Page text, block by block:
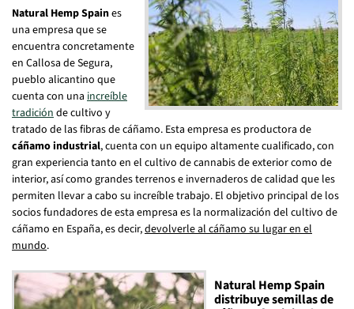
Natural Hemp Spaines
una empresa que se
encuentra concretamente
en Callosa de Segura,
pueblo alicantino que
cuenta con una increíble
tradición de cultivo y
tratado de las fibras de cáñamo. Esta empresa es productora de
cáñamo industrial, cuenta con un equipo altamente cualificado, con
gran experiencia tanto en el cultivo de cannabis de exterior como de
interior, así como grandes terrenos e invernaderos de calidad que les
permiten llevar a cabo su increíble trabajo. El objetivo principal de los
socios fundadores de esta empresa es la normalización del cultivo de
cáñamo en España, es decir,devolverle al cáñamo su lugar en el
mundo.
Natural Hemp Spain
distribuye semillas de